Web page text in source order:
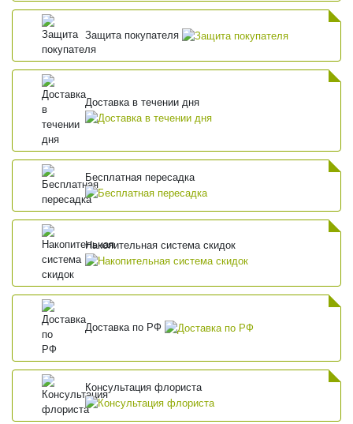
Защита покупателя
Доставка в течении дня
Бесплатная пересадка
Накопительная система скидок
Доставка по РФ
Консультация флориста